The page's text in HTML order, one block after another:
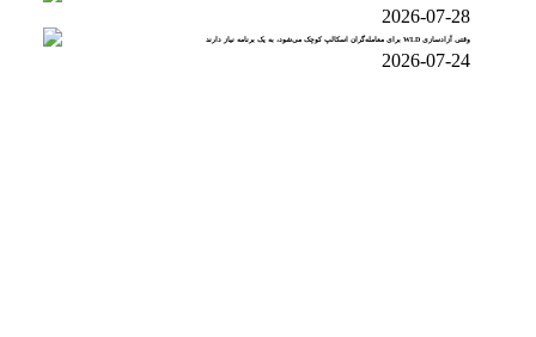
2026-07-28
وقتی آزادسازی WLD برای معامله‌گران اسکالپ کوچک می‌شود، به یک برنامه نیاز دارند
2026-07-24